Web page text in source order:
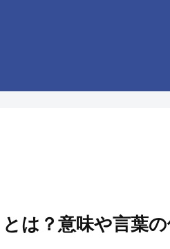
とは？意味や言葉